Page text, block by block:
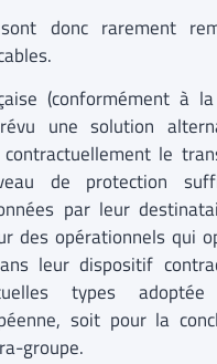
donc rarement
(conformément à
une solution
le
de protection
par leur
des opérationnels qui
leur dispositif
types
soit pour la
groupe.